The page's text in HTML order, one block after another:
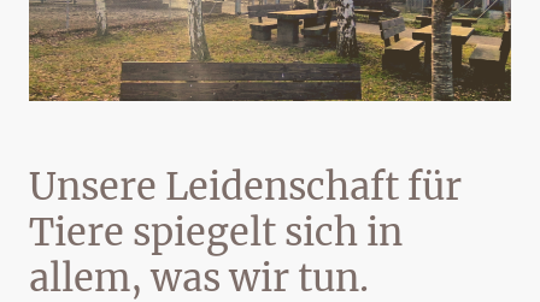
Unsere Leidenschaft für
Tiere spiegelt sich in
allem, was wir tun.